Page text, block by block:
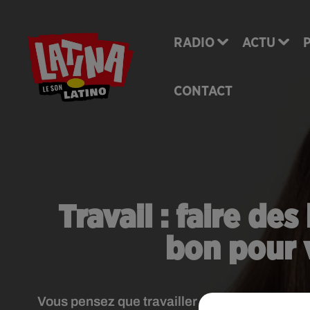
RADIO ACTU
CONTACT
Travail : faire des
bon pour
Vous pensez que travailler plus vous offrira